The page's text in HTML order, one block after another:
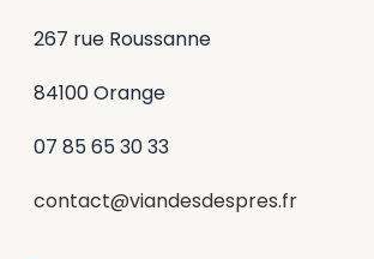
267 rue Roussanne
84100 Orange
07 85 65 30 33
contact@viandesdespres.fr